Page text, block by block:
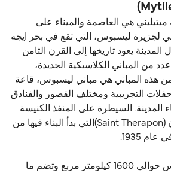
ميتيليني هي العاصمة والميناء على
لجزيرة ليسبوس، التي تقع في بحر ايجه
يعود تاريخها إلى القرن الثامن
الـ 11 ولديها عدد من المباني الكلاسيكية الجديدة،
هذه المباني هي مباني ليسبوس، قاعة
حفلات التجريبية ومختلف القصور والفنادق
المدينة. السيطرة على المنفذ الكنيسة
الباروك القديس تيرابون (Saint Therapon)التي بدأ البناء فيها من
مساحتها جزيرة ليسبوس حوالي 1600 كيلومتر مربع وتضم ما